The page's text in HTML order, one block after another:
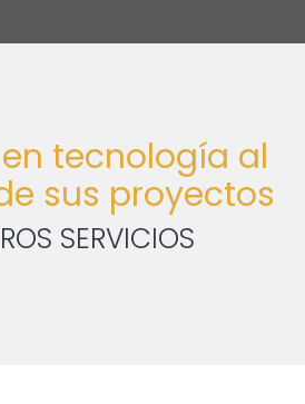
tecnología al
sus proyectos
SERVICIOS